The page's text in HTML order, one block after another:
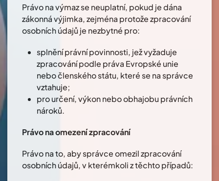
Právo na výmaz se neuplatní, pokud je dána
zákonná výjimka, zejména protože zpracování
osobních údajů je nezbytné pro:
splnění právní povinnosti, jež vyžaduje
zpracování podle práva Evropské unie
nebo členského státu, které se na správce
vztahuje;
pro určení, výkon nebo obhajobu právních
nároků.
Právo na omezení zpracování
Právo na to, aby správce omezil zpracování
osobních údajů, v kterémkoli z těchto případů: